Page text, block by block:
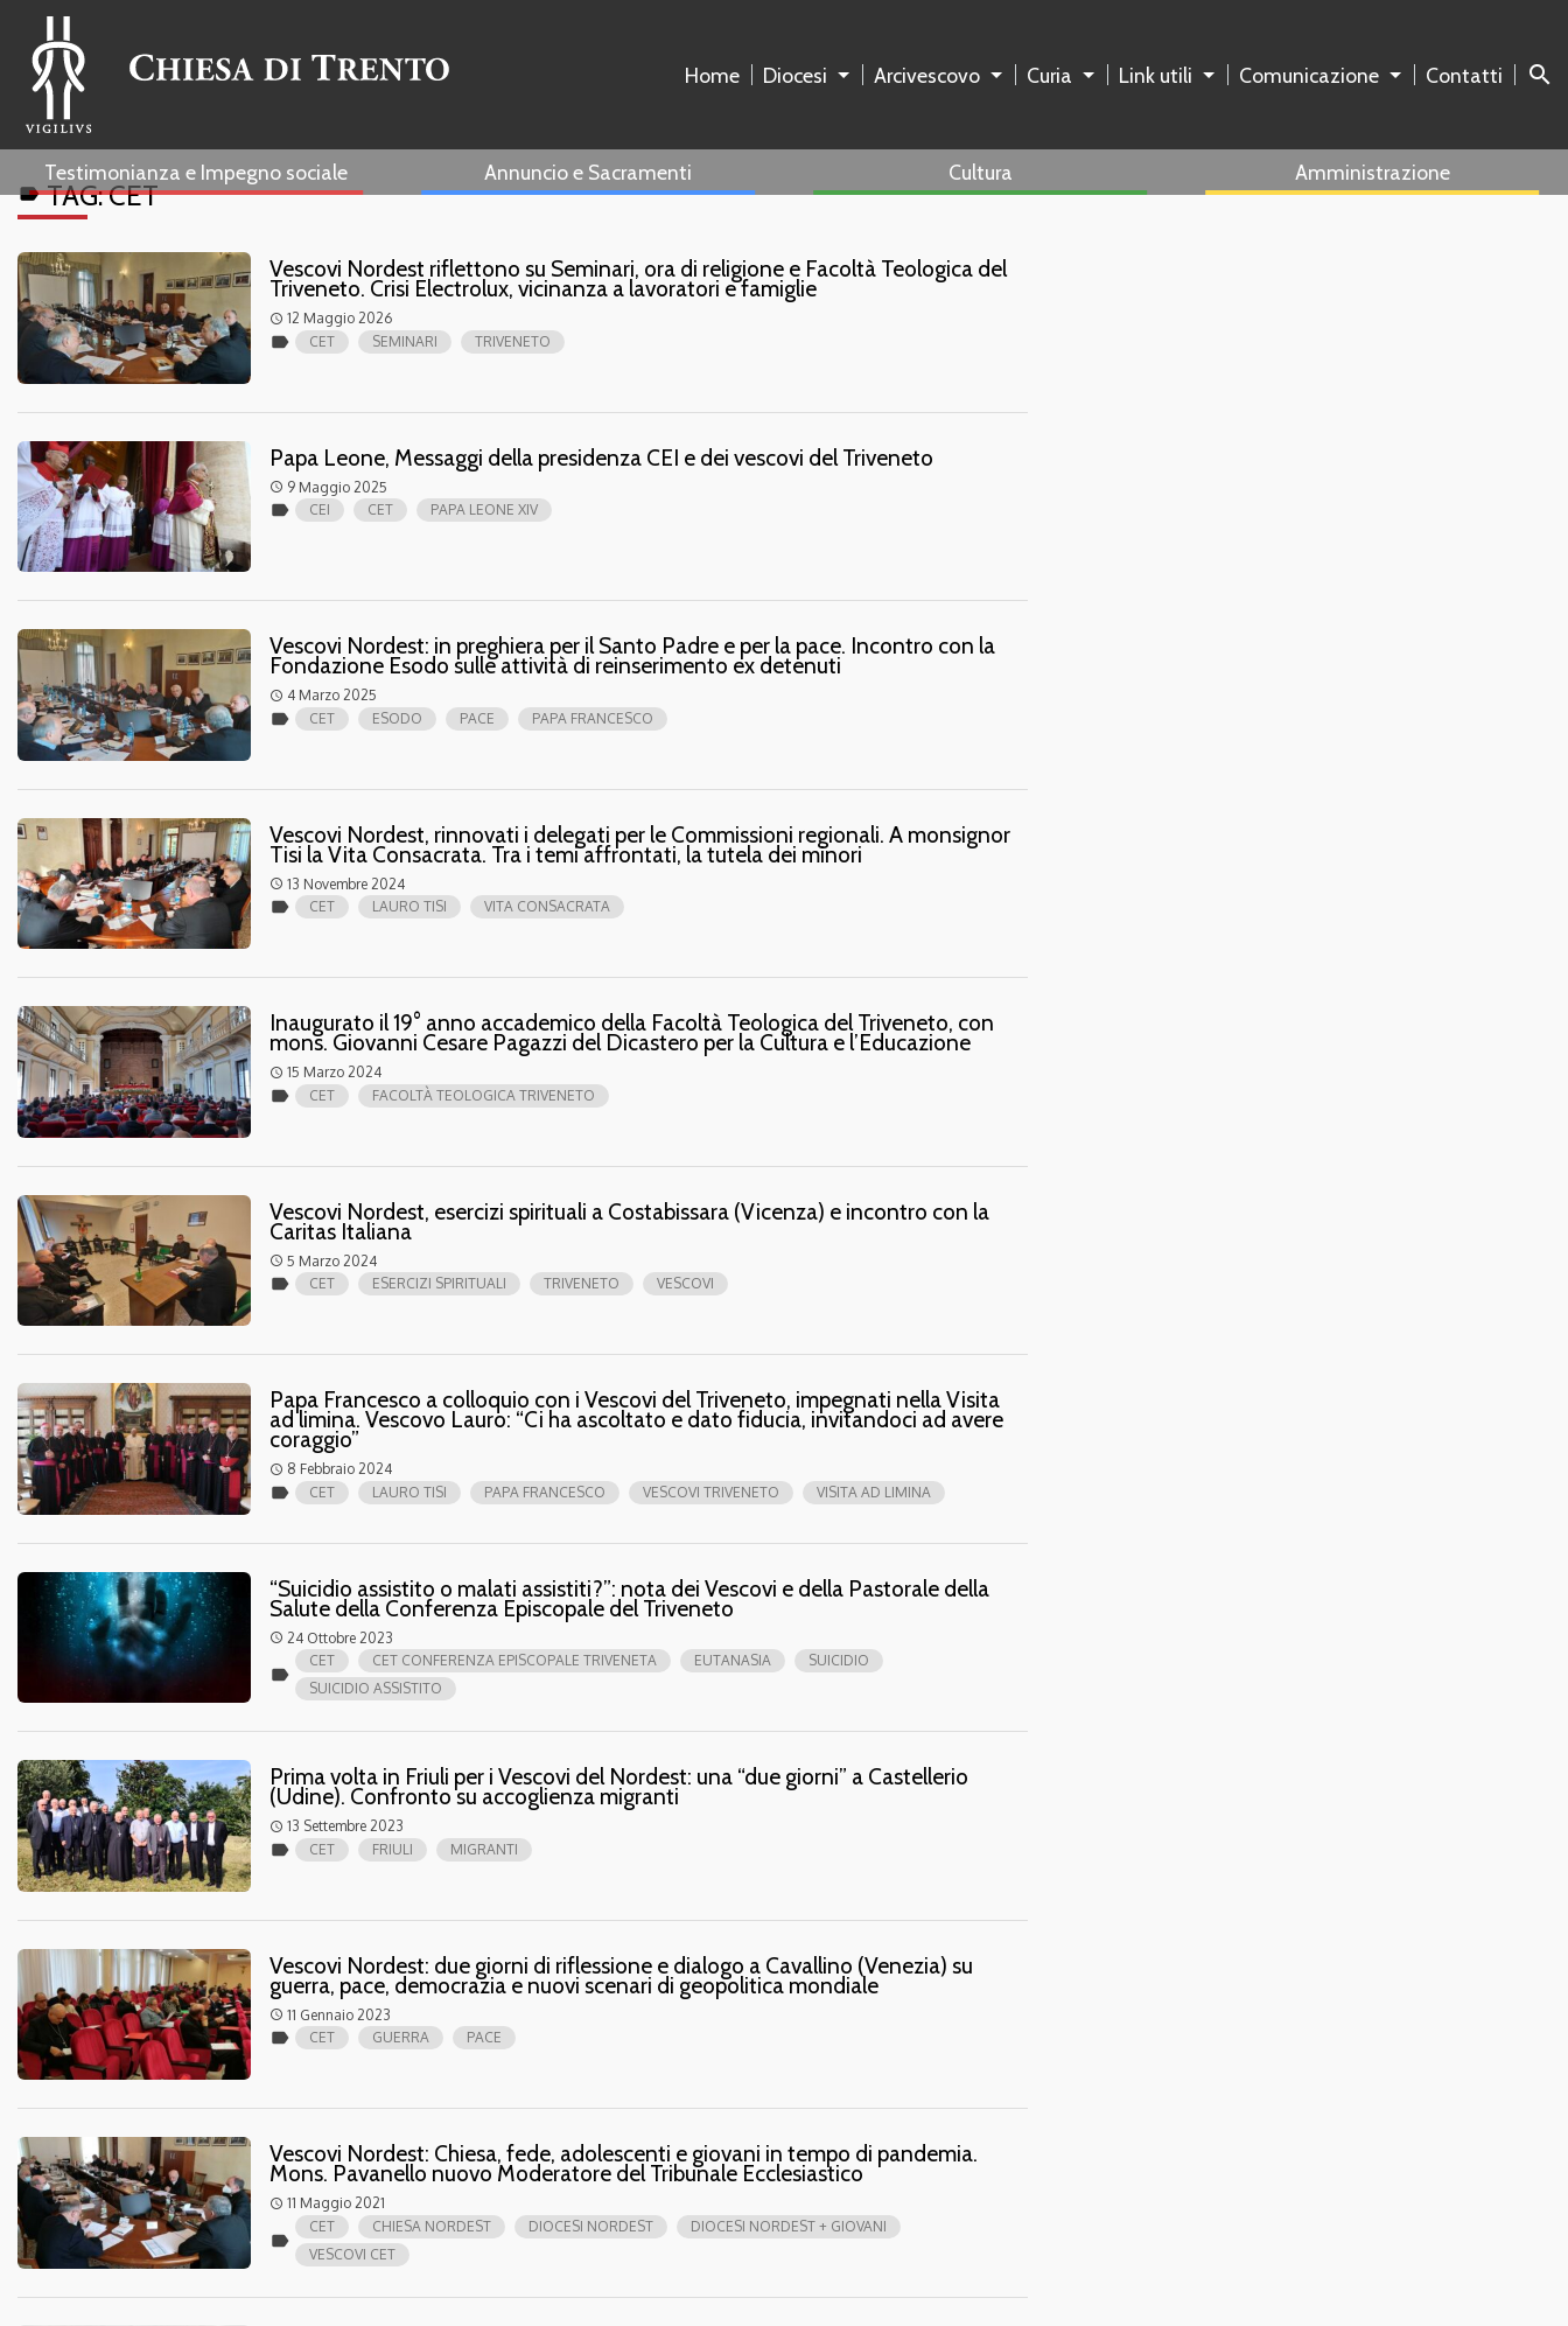
Home Diocesi Arcivescovo Curia Link utili Comunicazione Contatti search
Testimonianza e Impegno sociale Annuncio e Sacramenti Cultura Amministrazione
labelTAG:CET
Vescovi Nordest riflettono su Seminari, ora di religione e Facoltà Teologica del
Triveneto. Crisi Electrolux, vicinanza a lavoratori e famiglie
access_time 12 Maggio 2026
label CET SEMINARI TRIVENETO
Papa Leone, Messaggi della presidenza CEI e dei vescovi del Triveneto
access_time 9 Maggio 2025
label CEI CET PAPA LEONE XIV
Vescovi Nordest: in preghiera per il Santo Padre e per la pace. Incontro con la
Fondazione Esodo sulle attività di reinserimento ex detenuti
access_time 4 Marzo 2025
label CET ESODO PACE PAPA FRANCESCO
Vescovi Nordest, rinnovati i delegati per le Commissioni regionali. A monsignor
Tisi la Vita Consacrata. Tra i temi affrontati, la tutela dei minori
access_time 13 Novembre 2024
label CET LAURO TISI VITA CONSACRATA
Inaugurato il 19° anno accademico della Facoltà Teologica del Triveneto, con
mons. Giovanni Cesare Pagazzi del Dicastero per la Cultura e l’Educazione
access_time 15 Marzo 2024
label CET FACOLTÀ TEOLOGICA TRIVENETO
Vescovi Nordest, esercizi spirituali a Costabissara (Vicenza) e incontro con la
Caritas Italiana
access_time 5 Marzo 2024
label CET ESERCIZI SPIRITUALI TRIVENETO VESCOVI
Papa Francesco a colloquio con i Vescovi del Triveneto, impegnati nella Visita
ad limina. Vescovo Lauro: “Ci ha ascoltato e dato fiducia, invitandoci ad avere
coraggio”
access_time 8 Febbraio 2024
label CET LAURO TISI PAPA FRANCESCO VESCOVI TRIVENETO VISITA AD LIMINA
“Suicidio assistito o malati assistiti?”: nota dei Vescovi e della Pastorale della
Salute della Conferenza Episcopale del Triveneto
access_time 24 Ottobre 2023
label
CET CET CONFERENZA EPISCOPALE TRIVENETA EUTANASIA
SUICIDIO
SUICIDIO ASSISTITO
Prima volta in Friuli per i Vescovi del Nordest: una “due giorni” a Castellerio
(Udine). Confronto su accoglienza migranti
access_time 13 Settembre 2023
label CET FRIULI MIGRANTI
Vescovi Nordest: due giorni di riflessione e dialogo a Cavallino (Venezia) su
guerra, pace, democrazia e nuovi scenari di geopolitica mondiale
access_time 11 Gennaio 2023
label CET GUERRA PACE
Vescovi Nordest: Chiesa, fede, adolescenti e giovani in tempo di pandemia.
Mons. Pavanello nuovo Moderatore del Tribunale Ecclesiastico
access_time 11 Maggio 2021
label
CET CHIESA NORDEST DIOCESI NORDEST
DIOCESI NORDEST + GIOVANI
VESCOVI CET